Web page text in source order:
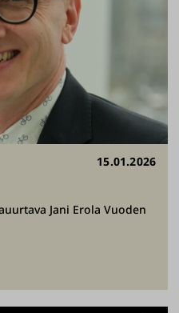
15.01.2026
Jani Erola Vuoden